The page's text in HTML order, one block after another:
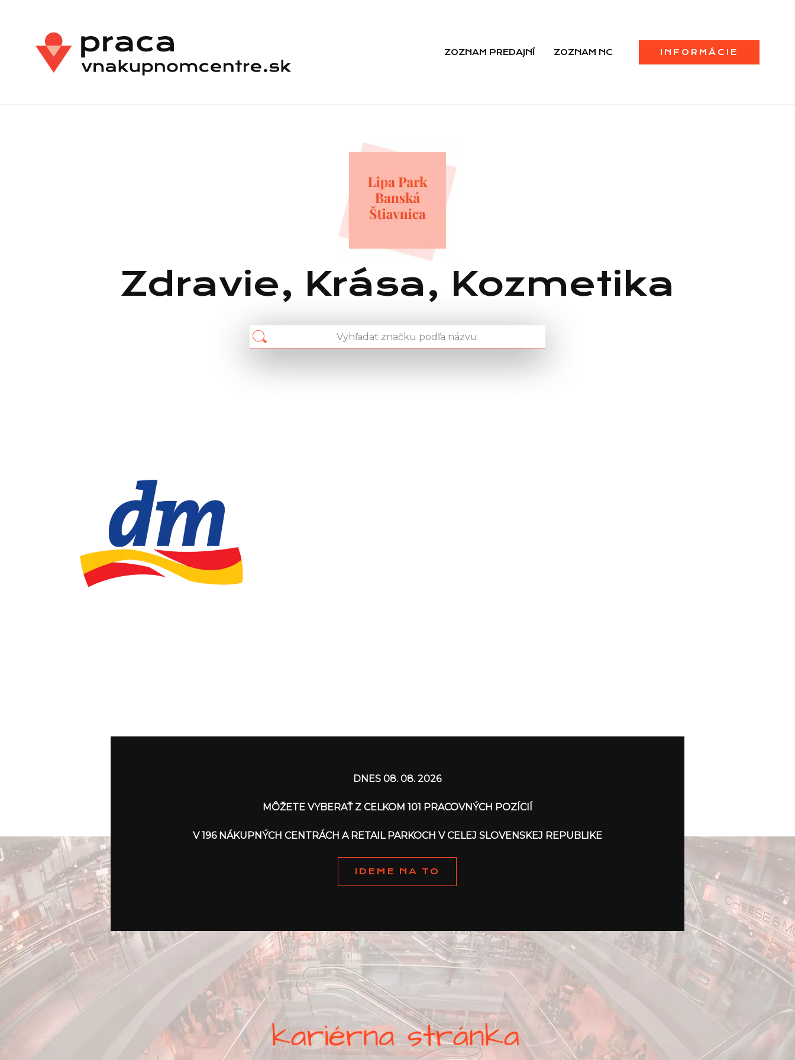
ZOZNAM PREDAJNÍ ZOZNAM NC INFORMÁCIE
Zdravie, Krása, Kozmetika
DNES 08. 08. 2026
MÔŽETE VYBERAŤ Z CELKOM 101 PRACOVNÝCH POZÍCIÍ
V 196 NÁKUPNÝCH CENTRÁCH A RETAIL PARKOCH V CELEJ SLOVENSKEJ REPUBLIKE
IDEME NA TO